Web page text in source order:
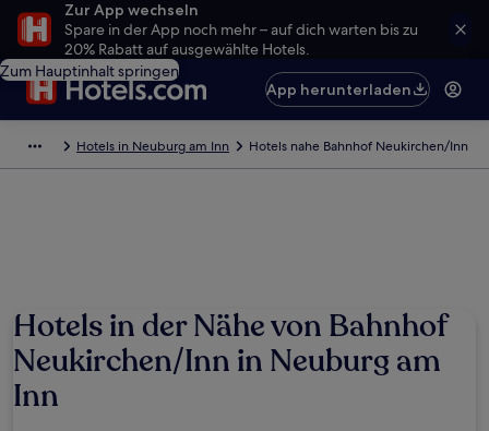
Zur App wechseln
Spare in der App noch mehr – auf dich warten bis zu
20% Rabatt auf ausgewählte Hotels.
Zum Hauptinhalt springen
App herunterladen
Hotels in Neuburg am Inn Hotels nahe Bahnhof Neukirchen/Inn
Hotels in der Nähe von Bahnhof
Neukirchen/Inn in Neuburg am
Inn